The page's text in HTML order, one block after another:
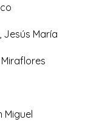
Jesús María
Miraflores
Miguel